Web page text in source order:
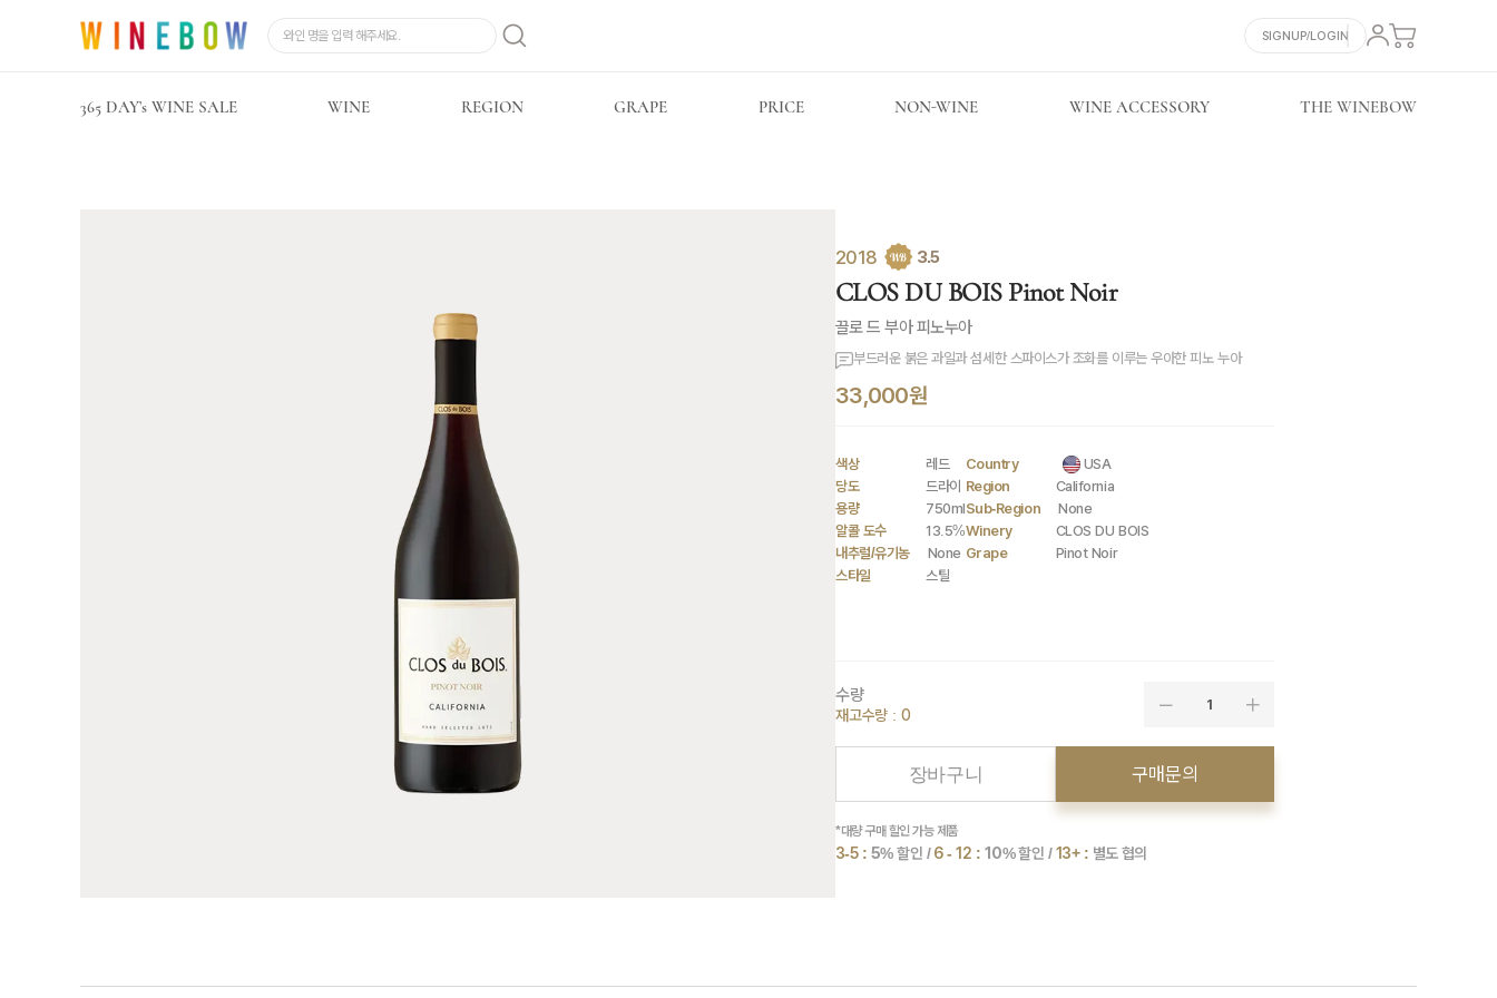
SIGNUP/LOGIN
365 DAY’s WINE SALE WINE REGION GRAPE PRICE NON-WINE WINE ACCESSORY THE WINEBOW
2018 3.5
CLOS DU BOIS Pinot Noir
끌로 드 부아 피노누아
부드러운 붉은 과일과 섬세한 스파이스가 조화를 이루는 우아한 피노 누아
33,000원
색상
레드
당도
드라이
용량
750ml
알콜 도수
13.5%
내추럴/유기농
None
스타일
스틸
Country
USA
Region
California
Sub-Region
None
Winery
CLOS DU BOIS
Grape
Pinot Noir
수량
재고수량 : 0
1
장바구니 구매문의
*대량 구매 할인 가능 제품
3-5 : 5% 할인 /6 - 12 : 10% 할인 /13+ : 별도 협의